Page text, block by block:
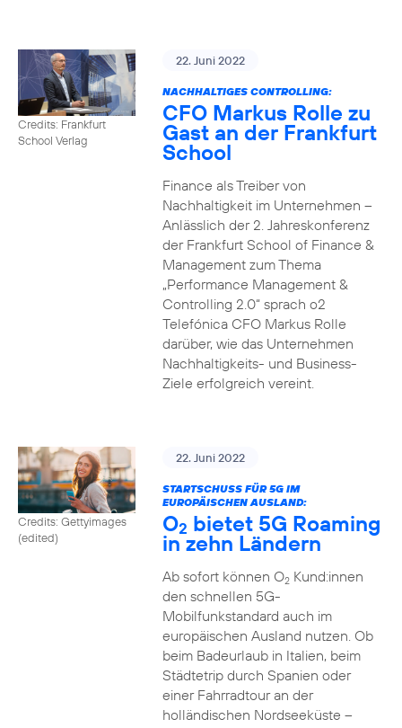
Credits: Frankfurt
School Verlag
22. Juni 2022
NACHHALTIGES CONTROLLING:
CFO Markus Rolle zu
Gast an der Frankfurt
School
Finance als Treiber von
Nachhaltigkeit im Unternehmen –
Anlässlich der 2. Jahreskonferenz
der Frankfurt School of Finance &
Management zum Thema
„Performance Management &
Controlling 2.0“ sprach o2
Telefónica CFO Markus Rolle
darüber, wie das Unternehmen
Nachhaltigkeits- und Business-
Ziele erfolgreich vereint.
Credits: Gettyimages
(edited)
22. Juni 2022
STARTSCHUSS FÜR 5G IM
EUROPÄISCHEN AUSLAND:
O2 bietet 5G Roaming
in zehn Ländern
Ab sofort können O2Kund:innen
den schnellen 5G-
Mobilfunkstandard auch im
europäischen Ausland nutzen. Ob
beim Badeurlaub in Italien, beim
Städtetrip durch Spanien oder
einer Fahrradtour an der
holländischen Nordseeküste –